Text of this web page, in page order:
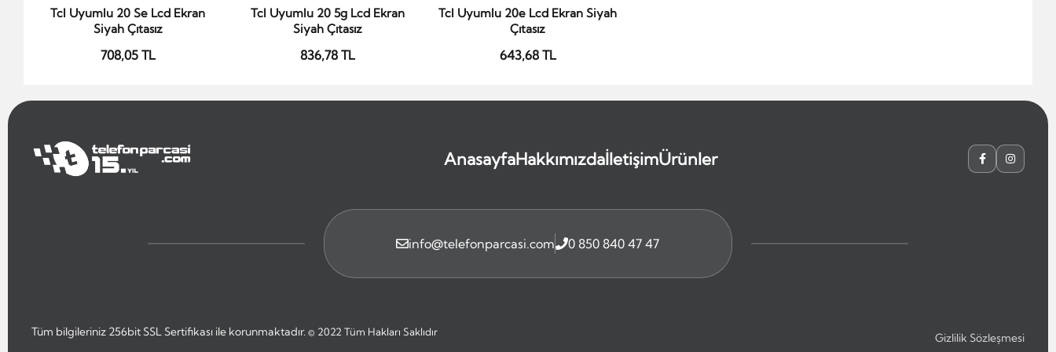
Sepete Ekle
Tcl Uyumlu 20 Se Lcd Ekran
Siyah Çıtasız
708,05 TL
Sepete Ekle
Tcl Uyumlu 20 5g Lcd Ekran
Siyah Çıtasız
836,78 TL
Sepete Ekle
Tcl Uyumlu 20e Lcd Ekran Siyah
Çıtasız
643,68 TL
AnasayfaHakkımızdaİletişimÜrünler
info@telefonparcasi.com 0 850 840 47 47
Tüm bilgileriniz 256bit SSL Sertifikası ile korunmaktadır.© 2022 Tüm Hakları Saklıdır Gizlilik Sözleşmesi